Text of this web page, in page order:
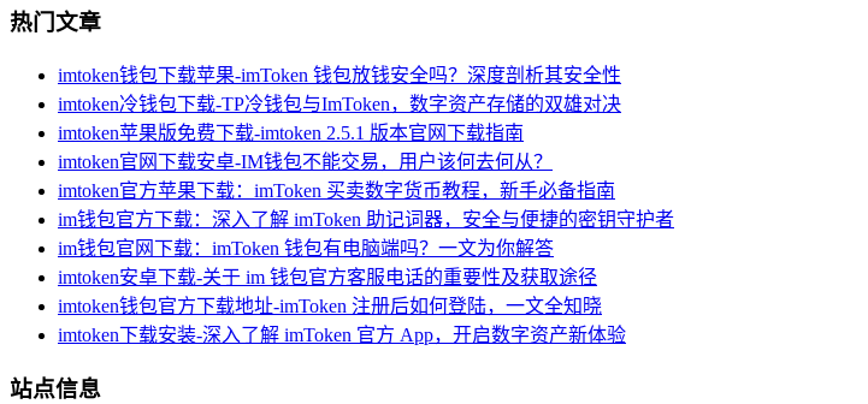
热门文章
imtoken钱包下载苹果-imToken 钱包放钱安全吗？深度剖析其安全性
imtoken冷钱包下载-TP冷钱包与ImToken，数字资产存储的双雄对决
imtoken苹果版免费下载-imtoken 2.5.1 版本官网下载指南
imtoken官网下载安卓-IM钱包不能交易，用户该何去何从？
imtoken官方苹果下载：imToken 买卖数字货币教程，新手必备指南
im钱包官方下载：深入了解 imToken 助记词器，安全与便捷的密钥守护者
im钱包官网下载：imToken 钱包有电脑端吗？一文为你解答
imtoken安卓下载-关于 im 钱包官方客服电话的重要性及获取途径
imtoken钱包官方下载地址-imToken 注册后如何登陆，一文全知晓
imtoken下载安装-深入了解 imToken 官方 App，开启数字资产新体验
站点信息